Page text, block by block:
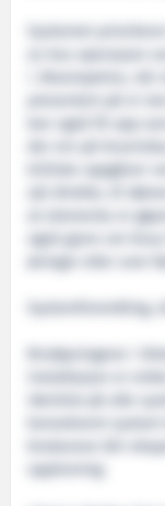
Systemet
av kva operasjon
i. Eksempelvis,
kan også få opp
der ein på
kritiske oppgåver
sjå direkte, til
at elementa er
også gjere om
øvingar eller som
Bruløysingane i
installasjon er
identisk på alle
konsekvent
brukarane blir
opptrening.